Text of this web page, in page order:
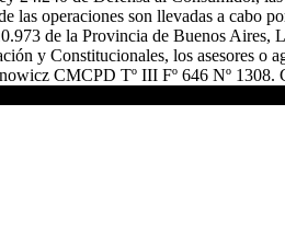
operaciones son llevadas a cabo
de la Provincia de Buenos
y Constitucionales, los asesores o
CMCPD Tº III Fº 646 Nº